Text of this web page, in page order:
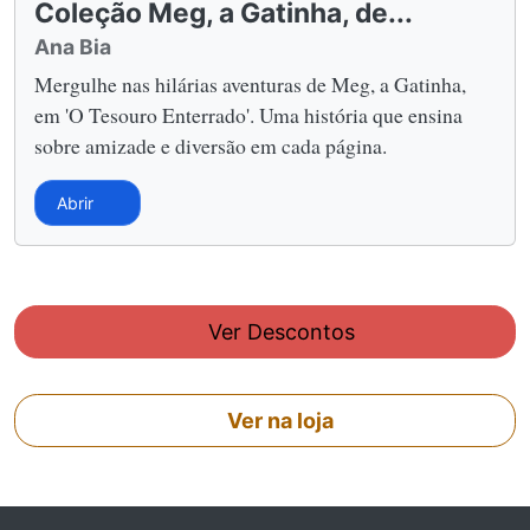
Coleção Meg, a Gatinha, de...
Ana Bia
Mergulhe nas hilárias aventuras de Meg, a Gatinha,
em 'O Tesouro Enterrado'. Uma história que ensina
sobre amizade e diversão em cada página.
Abrir
Ver Descontos
Ver na loja